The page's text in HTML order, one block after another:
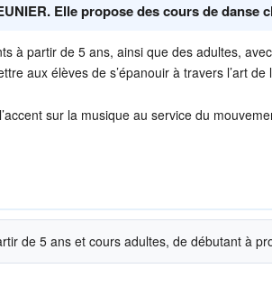
Elle propose des cours de danse
à partir de 5 ans, ainsi que des adultes,
aux élèves de s’épanouir à travers l’art
sur la musique au service du
de 5 ans et cours adultes, de débutant à